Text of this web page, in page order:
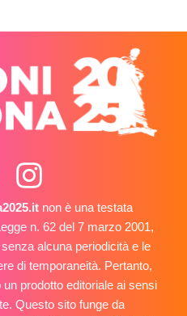
non è una testata
n. 62 del 7 marzo 2001,
alcuna periodicità e le
di temporaneità. Pertanto,
prodotto editoriale ai sensi
Questo sito funge da